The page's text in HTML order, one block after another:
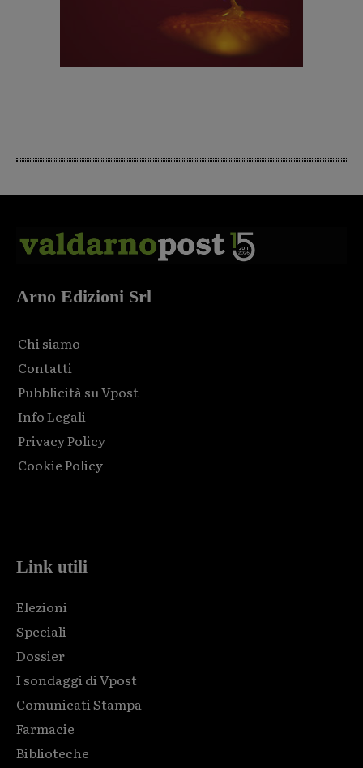
Arno Edizioni Srl
Chi siamo
Contatti
Pubblicità su Vpost
Info Legali
Privacy Policy
Cookie Policy
Link utili
Elezioni
Speciali
Dossier
I sondaggi di Vpost
Comunicati Stampa
Farmacie
Biblioteche